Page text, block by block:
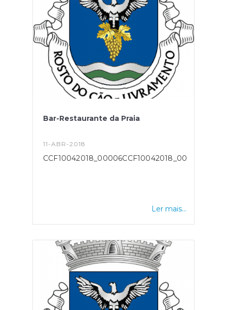
Bar-Restaurante da Praia
11-ABR-2018
CCF10042018_00006CCF10042018_00007
Ler mais...